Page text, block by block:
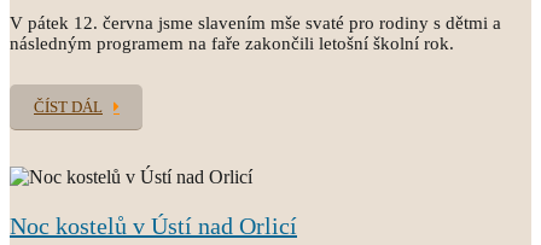
V pátek 12. června jsme slavením mše svaté pro rodiny s dětmi a
následným programem na faře zakončili letošní školní rok.
ČÍST DÁL
Noc kostelů v Ústí nad Orlicí